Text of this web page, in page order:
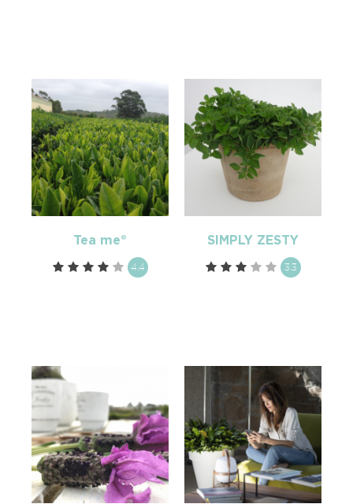
Tea me®
4.4
SIMPLY ZESTY
3.3